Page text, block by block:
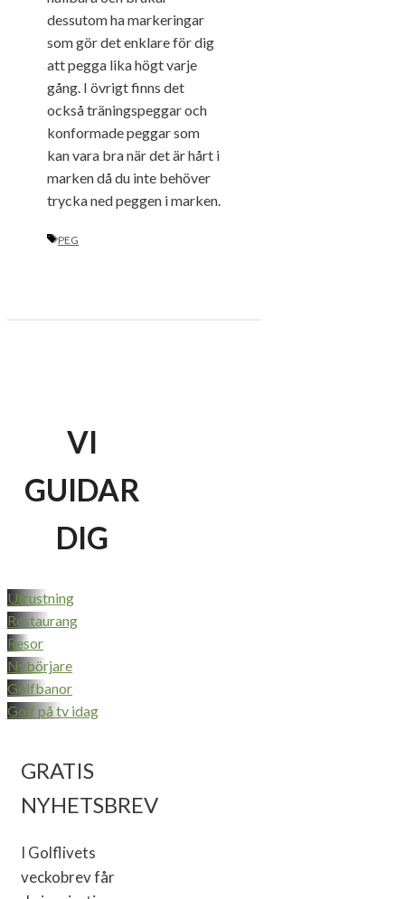
dessutom ha markeringar
som gör det enklare för dig
att pegga lika högt varje
gång. I övrigt finns det
också träningspeggar och
konformade peggar som
kan vara bra när det är hårt i
marken då du inte behöver
trycka ned peggen i marken.
ETIKETTER
PEG
VI
GUIDAR
DIG
Utrustning
Restaurang
Resor
Nybörjare
Golfbanor
Golf på tv idag
GRATIS
NYHETSBREV
I Golflivets
veckobrev får